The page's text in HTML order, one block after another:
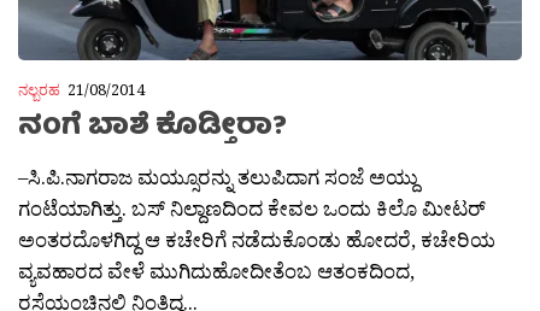
ನಲ್ಬರಹ 21/08/2014
ನಂಗೆ ಬಾಶೆ ಕೊಡ್ತೀರಾ?
–ಸಿ.ಪಿ.ನಾಗರಾಜ ಮಯ್ಸೂರನ್ನು ತಲುಪಿದಾಗ ಸಂಜೆ ಅಯ್ದು
ಗಂಟೆಯಾಗಿತ್ತು. ಬಸ್ ನಿಲ್ದಾಣದಿಂದ ಕೇವಲ ಒಂದು ಕಿಲೊ ಮೀಟರ್
ಅಂತರದೊಳಗಿದ್ದ ಆ ಕಚೇರಿಗೆ ನಡೆದುಕೊಂಡು ಹೋದರೆ, ಕಚೇರಿಯ
ವ್ಯವಹಾರದ ವೇಳೆ ಮುಗಿದುಹೋದೀತೆಂಬ ಆತಂಕದಿಂದ,
ರಸ್ತೆಯಂಚಿನಲ್ಲಿ ನಿಂತಿದ್ದ...